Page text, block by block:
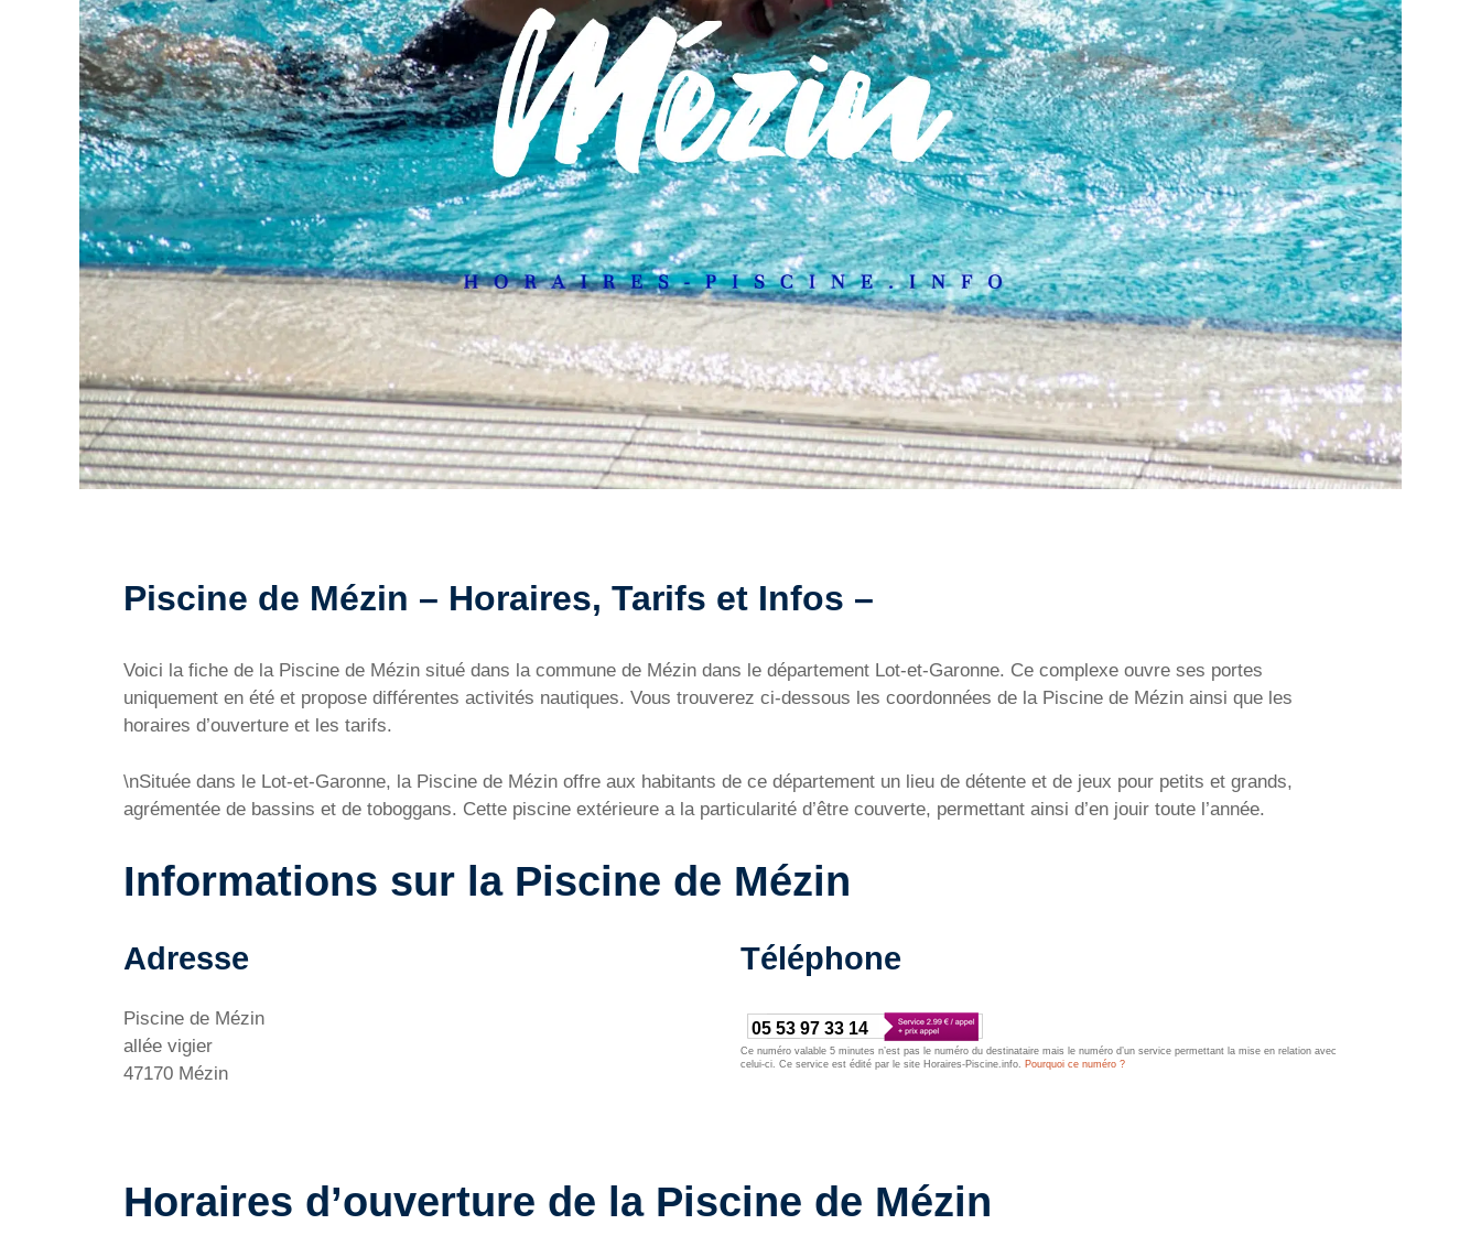
Piscine de Mézin – Horaires, Tarifs et Infos –
Voici la fiche de la Piscine de Mézin situé dans la commune de Mézin dans le département Lot-et-Garonne. Ce complexe ouvre ses portes
uniquement en été et propose différentes activités nautiques. Vous trouverez ci-dessous les coordonnées de la Piscine de Mézin ainsi que les
horaires d’ouverture et les tarifs.
\nSituée dans le Lot-et-Garonne, la Piscine de Mézin offre aux habitants de ce département un lieu de détente et de jeux pour petits et grands,
agrémentée de bassins et de toboggans. Cette piscine extérieure a la particularité d’être couverte, permettant ainsi d’en jouir toute l’année.
Informations sur la Piscine de Mézin
Adresse
Piscine de Mézin
allée vigier
47170 Mézin
Téléphone
05 53 97 33 14
Ce numéro valable 5 minutes n’est pas le numéro du destinataire mais le numéro d’un service permettant la mise en relation avec
celui-ci. Ce service est édité par le site Horaires-Piscine.info. Pourquoi ce numéro ?
Horaires d’ouverture de la Piscine de Mézin